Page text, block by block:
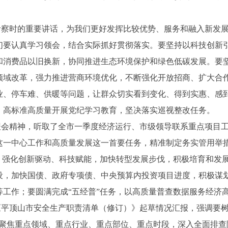
时的重要讲话，为我们更好发挥比较优势、服务和融入新发
认真学习领会，结合实际抓好贯彻落实。要坚持以科技创新
费品以旧换新，协同推进生态环境保护和绿色低碳发展。要
改革，强力推进营商环境优化，不断强化开放招商、扩大合
停车难、供暖等问题，让群众切实看到变化、得到实惠、感
标准高质量开展党纪学习教育，坚决落实巡视整改任务。
精神，听取了全市一季度经济运行、市级领导联系重点项目
中心工作和高质量发展这一首要任务，精准制定务实管用举
化创新驱动、科技赋能，加快转型发展步伐，积极培育和发
加快国债、政府专项债、中央预算内投资项目进度，积极谋
工作；要圆满完成“五经普”任务，以高质量普查数据服务经济
顶山市安全生产职责清单（修订）》起草情况汇报，强调要
焦重点领域、重点行业、重点部位、重点时段，深入全面排